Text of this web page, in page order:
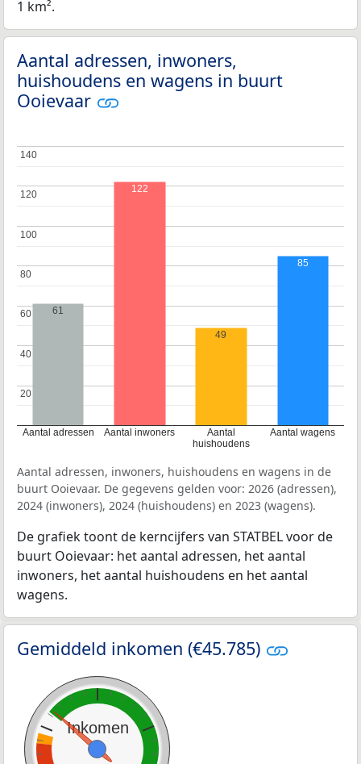
1 km².
Aantal adressen, inwoners,
huishoudens en wagens in buurt
Ooievaar
Aantal adressen Aantal inwoners
Aantal
huishoudens
Aantal wagens
20
20
40
40
60
60
80
80
100
100
120
120
140
140
61
122
49
85
Aantal adressen, inwoners, huishoudens en wagens in de
buurt Ooievaar. De gegevens gelden voor: 2026 (adressen),
2024 (inwoners), 2024 (huishoudens) en 2023 (wagens).
De grafiek toont de kerncijfers van STATBEL voor de
buurt Ooievaar: het aantal adressen, het aantal
inwoners, het aantal huishoudens en het aantal
wagens.
Gemiddeld inkomen (€45.785)
Inkomen